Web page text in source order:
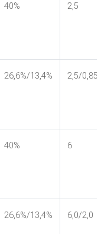
40% 2,5
26,6%/13,4% 2,5/0,85
40% 6
26,6%/13,4% 6,0/2,0